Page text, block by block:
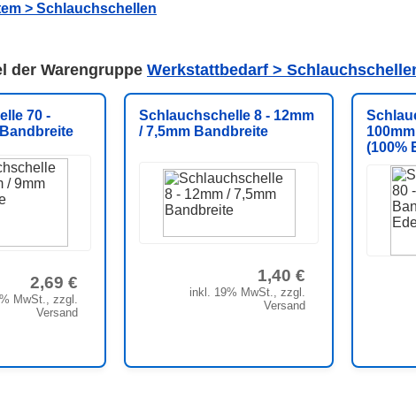
> Schlauchschellen
der Warengruppe Werkstattbedarf >
70 -
2,69 €
MwSt., zzgl.
Versand
Schlauchschelle 8 - 12mm
/ 7,5mm Bandbreite
1,40 €
inkl. 19% MwSt., zzgl.
Versand
(100%